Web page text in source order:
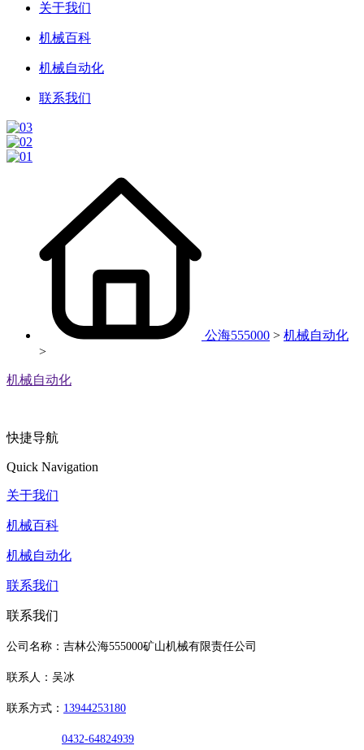
关于我们
机械百科
机械自动化
联系我们
公海555000 > 机械自动化
>
机械自动化
快捷导航
Quick Navigation
关于我们
机械百科
机械自动化
联系我们
联系我们
公司名称：吉林公海555000矿山机械有限责任公司
联系人：吴冰
联系方式： 13944253180
0432-64824939